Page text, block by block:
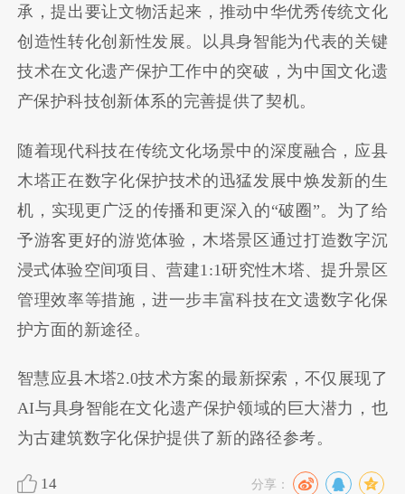
承，提出要让文物活起来，推动中华优秀传统文化
创造性转化创新性发展。以具身智能为代表的关键
技术在文化遗产保护工作中的突破，为中国文化遗
产保护科技创新体系的完善提供了契机。
随着现代科技在传统文化场景中的深度融合，应县
木塔正在数字化保护技术的迅猛发展中焕发新的生
机，实现更广泛的传播和更深入的“破圈”。为了给
予游客更好的游览体验，木塔景区通过打造数字沉
浸式体验空间项目、营建1:1研究性木塔、提升景区
管理效率等措施，进一步丰富科技在文遗数字化保
护方面的新途径。
智慧应县木塔2.0技术方案的最新探索，不仅展现了
AI与具身智能在文化遗产保护领域的巨大潜力，也
为古建筑数字化保护提供了新的路径参考。
14 分享：